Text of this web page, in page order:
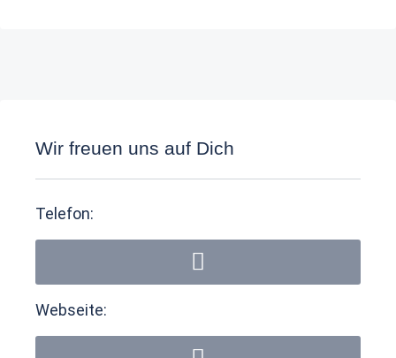
Wir freuen uns auf Dich
Telefon:
Webseite: